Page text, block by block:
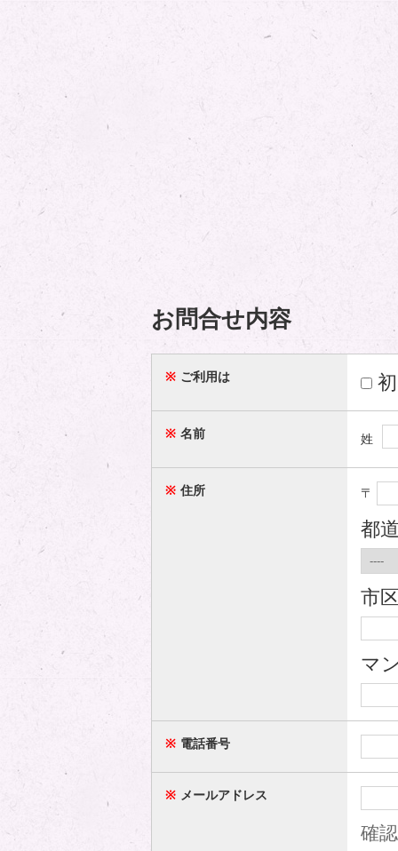
お問合せ内容
※ ご利用は
※ 名前 姓
※ 住所 〒
都
市
マ
※ 電話番号
※ メールアドレス
確